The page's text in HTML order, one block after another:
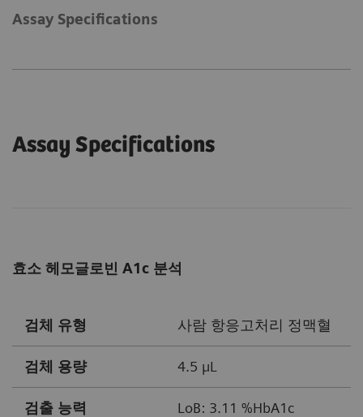
Assay Specifications
Assay Specifications
효소 헤모글로빈 A1c 분석
검체 유형 사람 항응고처리 정맥혈
검체 용량 4.5 µL
검출 능력
LoB: 3.11 %HbA1c